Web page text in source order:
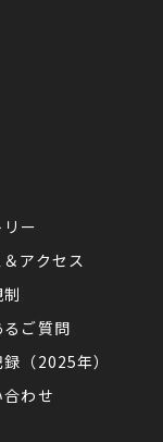
ー
アクセス
るご質問
（2025年）
合わせ